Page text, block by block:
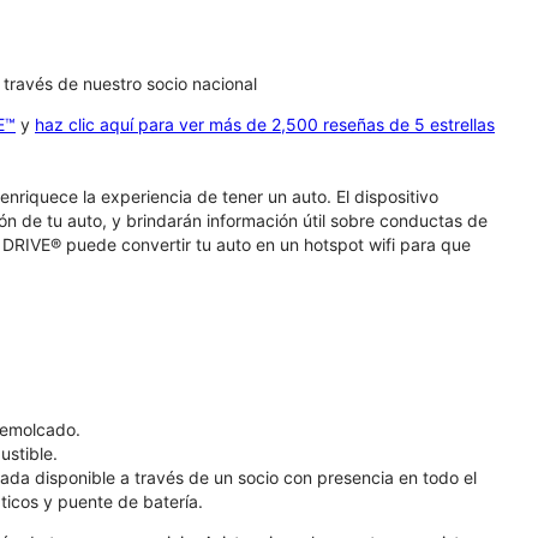
de nuestro socio nacional
y haz clic aquí para ver más de 2,500 reseñas de 5 estrellas
la experiencia de tener un auto. El dispositivo
de tu auto, y brindarán información útil sobre conductas de
puede convertir tu auto en un hotspot wifi para que
disponible a través de un socio con presencia en todo el
y puente de batería.